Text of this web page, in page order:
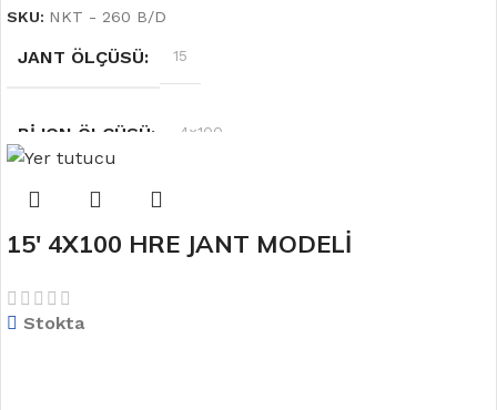
SKU: NKT - 260 B/D
JANT ÖLÇÜSÜ 15
BIJON ÖLÇÜSÜ 4×100
RENK Siyah
OFSET
15′ 4X100 HRE JANT MODELİ
Stokta